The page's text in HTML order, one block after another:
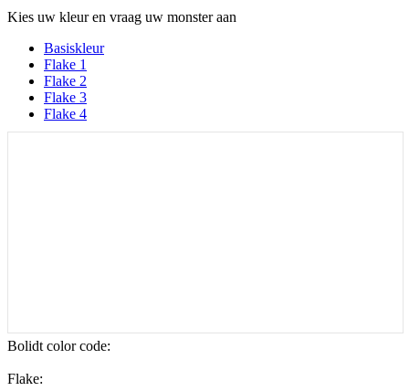
Kies uw kleur en vraag uw monster aan
Basiskleur
Flake 1
Flake 2
Flake 3
Flake 4
Bolidt color code:
Flake: